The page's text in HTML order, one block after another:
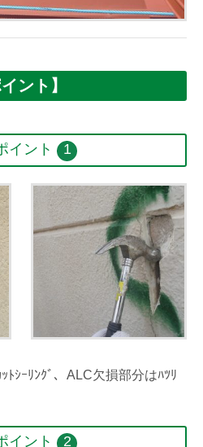
ント】
イント 1
ﾄｼｰﾘﾝｸﾞ、ALC欠損部分はﾊﾂﾘ
イント 2